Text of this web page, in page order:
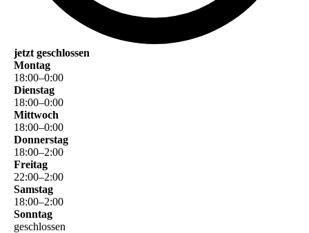
jetzt geschlossen
Montag
18:00–0:00
Dienstag
18:00–0:00
Mittwoch
18:00–0:00
Donnerstag
18:00–2:00
Freitag
22:00–2:00
Samstag
18:00–2:00
Sonntag
geschlossen